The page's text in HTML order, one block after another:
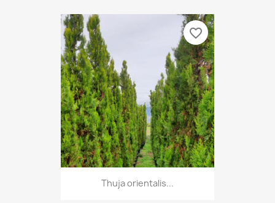
Thuja orientalis...
favorite_border